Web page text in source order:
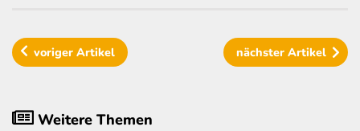
vorigerArtikel nächster Artikel
Weitere Themen